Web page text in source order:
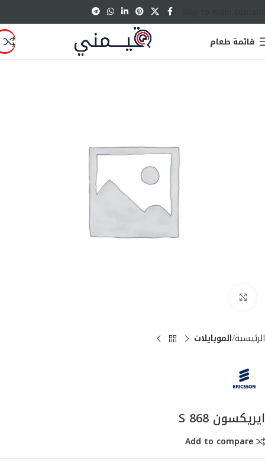
قائمة طعام
الرئيسية الموبايلات
ايريكسون S 868
Add to compare